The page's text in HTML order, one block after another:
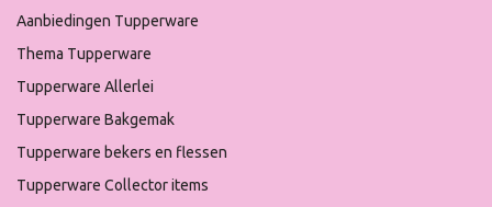
Aanbiedingen Tupperware
Thema Tupperware
Tupperware Allerlei
Tupperware Bakgemak
Tupperware bekers en flessen
Tupperware Collector items